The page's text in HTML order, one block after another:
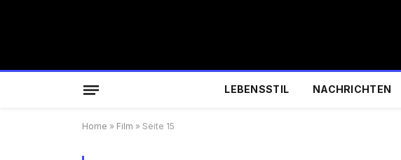
LEBENSSTIL NACHRICHTEN
Home » Film » Seite 15